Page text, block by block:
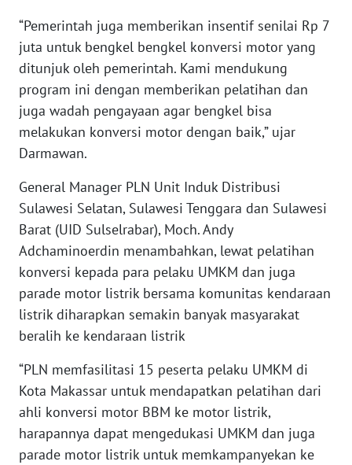
“Pemerintah juga memberikan insentif senilai Rp 7
juta untuk bengkel bengkel konversi motor yang
ditunjuk oleh pemerintah. Kami mendukung
program ini dengan memberikan pelatihan dan
juga wadah pengayaan agar bengkel bisa
melakukan konversi motor dengan baik,” ujar
Darmawan.
General Manager PLN Unit Induk Distribusi
Sulawesi Selatan, Sulawesi Tenggara dan Sulawesi
Barat (UID Sulselrabar), Moch. Andy
Adchaminoerdin menambahkan, lewat pelatihan
konversi kepada para pelaku UMKM dan juga
parade motor listrik bersama komunitas kendaraan
listrik diharapkan semakin banyak masyarakat
beralih ke kendaraan listrik
“PLN memfasilitasi 15 peserta pelaku UMKM di
Kota Makassar untuk mendapatkan pelatihan dari
ahli konversi motor BBM ke motor listrik,
harapannya dapat mengedukasi UMKM dan juga
parade motor listrik untuk memkampanyekan ke
KALTARA
WN
WN
KALTIM
WN
SULSEL
WN
GORONTALO
WN
SULUT
MALUKU
WN
MALUT